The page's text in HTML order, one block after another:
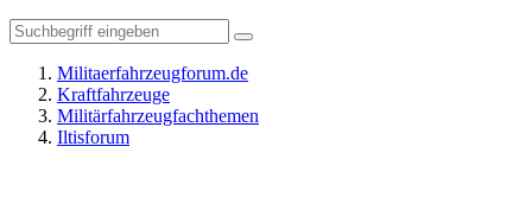
Militaerfahrzeugforum.de
Kraftfahrzeuge
Militärfahrzeugfachthemen
Iltisforum